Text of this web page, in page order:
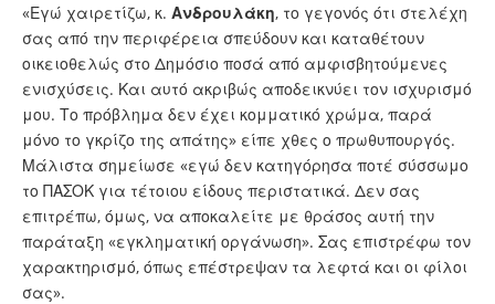
«Εγώ χαιρετίζω, κ. Ανδρουλάκη, το γεγονός ότι στελέχη
σας από την περιφέρεια σπεύδουν και καταθέτουν
οικειοθελώς στο Δημόσιο ποσά από αμφισβητούμενες
ενισχύσεις. Και αυτό ακριβώς αποδεικνύει τον ισχυρισμό
μου. Το πρόβλημα δεν έχει κομματικό χρώμα, παρά
μόνο το γκρίζο της απάτης» είπε χθες ο πρωθυπουργός.
Μάλιστα σημείωσε «εγώ δεν κατηγόρησα ποτέ σύσσωμο
το ΠΑΣΟΚ για τέτοιου είδους περιστατικά. Δεν σας
επιτρέπω, όμως, να αποκαλείτε με θράσος αυτή την
παράταξη «εγκληματική οργάνωση». Σας επιστρέφω τον
χαρακτηρισμό, όπως επέστρεψαν τα λεφτά και οι φίλοι
σας».